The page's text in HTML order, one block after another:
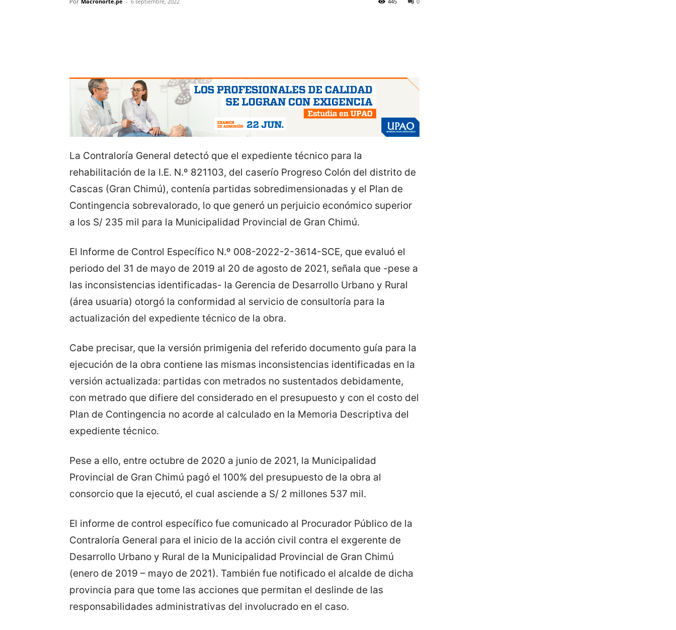
La Contraloría General detectó que el expediente técnico para la
rehabilitación de la I.E. N.º 821103, del caserío Progreso Colón del distrito de
Cascas (Gran Chimú), contenía partidas sobredimensionadas y el Plan de
Contingencia sobrevalorado, lo que generó un perjuicio económico superior
a los S/ 235 mil para la Municipalidad Provincial de Gran Chimú.
El Informe de Control Específico N.º 008-2022-2-3614-SCE, que evaluó el
periodo del 31 de mayo de 2019 al 20 de agosto de 2021, señala que -pese a
las inconsistencias identificadas- la Gerencia de Desarrollo Urbano y Rural
(área usuaria) otorgó la conformidad al servicio de consultoría para la
actualización del expediente técnico de la obra.
Cabe precisar, que la versión primigenia del referido documento guía para la
ejecución de la obra contiene las mismas inconsistencias identificadas en la
versión actualizada: partidas con metrados no sustentados debidamente,
con metrado que difiere del considerado en el presupuesto y con el costo del
Plan de Contingencia no acorde al calculado en la Memoria Descriptiva del
expediente técnico.
Pese a ello, entre octubre de 2020 a junio de 2021, la Municipalidad
Provincial de Gran Chimú pagó el 100% del presupuesto de la obra al
consorcio que la ejecutó, el cual asciende a S/ 2 millones 537 mil.
El informe de control específico fue comunicado al Procurador Público de la
Contraloría General para el inicio de la acción civil contra el exgerente de
Desarrollo Urbano y Rural de la Municipalidad Provincial de Gran Chimú
(enero de 2019 – mayo de 2021). También fue notificado el alcalde de dicha
provincia para que tome las acciones que permitan el deslinde de las
responsabilidades administrativas del involucrado en el caso.